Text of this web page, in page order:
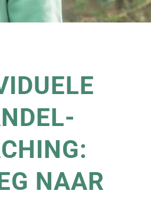
NAAR